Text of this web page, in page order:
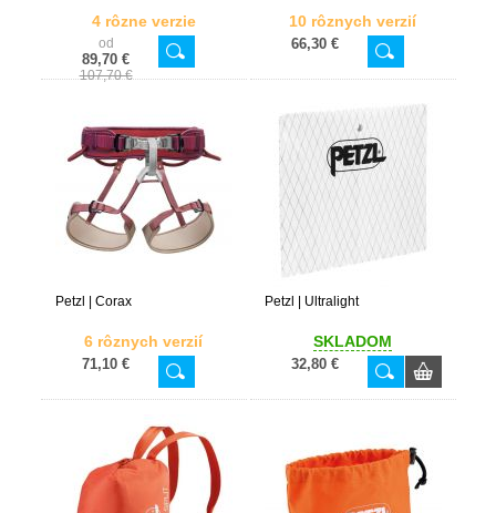
4 rôzne verzie
od
89,70 €
107,70 €
10 rôznych verzií
66,30 €
Petzl | Corax
6 rôznych verzií
71,10 €
Petzl | Ultralight
SKLADOM
32,80 €